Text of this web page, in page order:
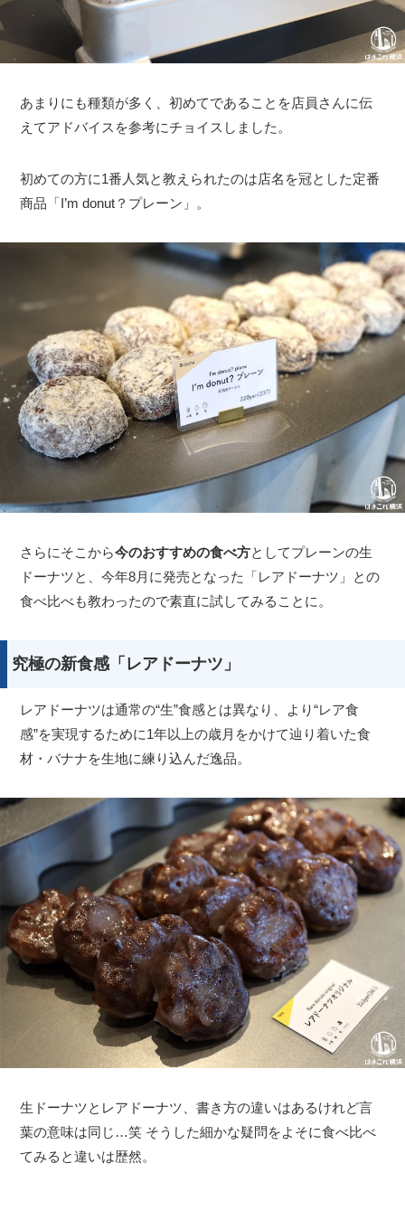
あまりにも種類が多く、初めてであることを店員さんに伝
えてアドバイスを参考にチョイスしました。
初めての方に1番人気と教えられたのは店名を冠とした定番
商品「I’m donut？プレーン」。
さらにそこから今のおすすめの食べ方としてプレーンの生
ドーナツと、今年8月に発売となった「レアドーナツ」との
食べ比べも教わったので素直に試してみることに。
究極の新食感「レアドーナツ」
レアドーナツは通常の“生”食感とは異なり、より“レア食
感”を実現するために1年以上の歳月をかけて辿り着いた食
材・バナナを生地に練り込んだ逸品。
生ドーナツとレアドーナツ、書き方の違いはあるけれど言
葉の意味は同じ…笑 そうした細かな疑問をよそに食べ比べ
てみると違いは歴然。